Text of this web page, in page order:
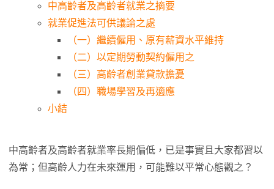
中高齡者及高齡者就業之摘要
就業促進法可供議論之處
（一）繼續僱用、原有薪資水平維持
（二）以定期勞動契約僱用之
（三）高齡者創業貸款擔憂
（四）職場學習及再適應
小結
中高齡者及高齡者就業率長期偏低，已是事實且大家都習以
為常；但高齡人力在未來運用，可能難以平常心態觀之？